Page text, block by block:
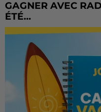
GAGNER AVEC
ÉTÉ...